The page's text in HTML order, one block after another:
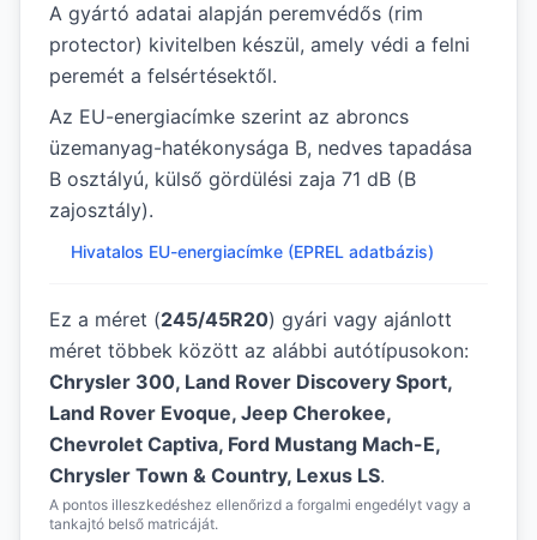
A gyártó adatai alapján peremvédős (rim
protector) kivitelben készül, amely védi a felni
peremét a felsértésektől.
Az EU-energiacímke szerint az abroncs
üzemanyag-hatékonysága B, nedves tapadása
B osztályú, külső gördülési zaja 71 dB (B
zajosztály).
Hivatalos EU-energiacímke (EPREL adatbázis)
Ez a méret (245/45R20) gyári vagy ajánlott
méret többek között az alábbi autótípusokon:
Chrysler 300, Land Rover Discovery Sport,
Land Rover Evoque, Jeep Cherokee,
Chevrolet Captiva, Ford Mustang Mach-E,
Chrysler Town & Country, Lexus LS.
A pontos illeszkedéshez ellenőrizd a forgalmi engedélyt vagy a
tankajtó belső matricáját.